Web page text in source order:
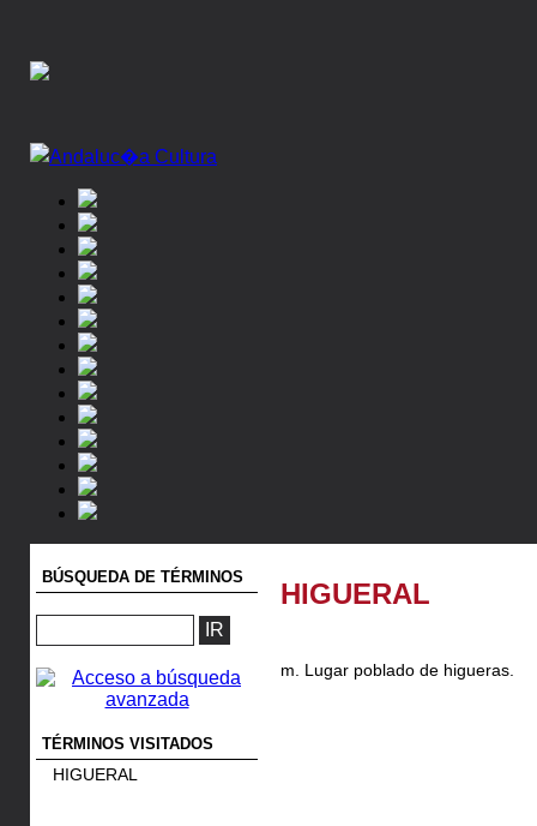
BÚSQUEDA DE TÉRMINOS
TÉRMINOS VISITADOS
HIGUERAL
HIGUERAL
m. Lugar poblado de higueras.